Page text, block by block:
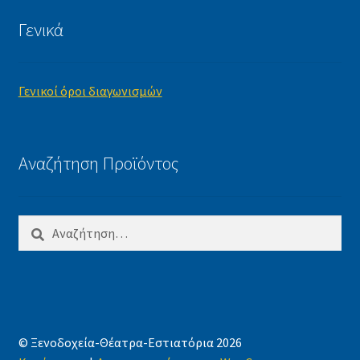
Γενικά
Γενικοί όροι διαγωνισμών
Αναζήτηση Προϊόντος
για:
© Ξενοδοχεία-Θέατρα-Εστιατόρια 2026